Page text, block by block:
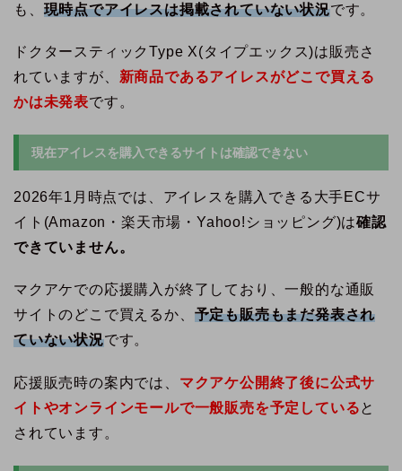
も、 現時点でアイレスは掲載されていない状況です。
ドクタースティックType X(タイプエックス)は販売さ
れていますが、 新商品であるアイレスがどこで買える
かは未発表です。
現在アイレスを購入できるサイトは確認できない
2026年1月時点では、アイレスを購入できる大手ECサ
イト(Amazon・楽天市場・Yahoo!ショッピング)は確認
できていません。
マクアケでの応援購入が終了しており、一般的な通販
サイトのどこで買えるか、 予定も販売もまだ発表され
ていない状況です。
応援販売時の案内では、 マクアケ公開終了後に公式サ
イトやオンラインモールで一般販売を予定していると
されています。